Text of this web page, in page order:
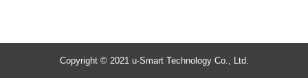
Copyright © 2021 u-Smart Technology Co., Ltd.